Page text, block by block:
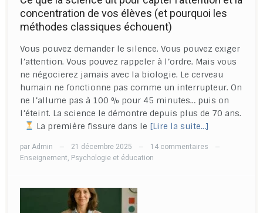
concentration de vos élèves (et pourquoi les
méthodes classiques échouent)
Vous pouvez demander le silence. Vous pouvez exiger
l’attention. Vous pouvez rappeler à l’ordre. Mais vous
ne négocierez jamais avec la biologie. Le cerveau
humain ne fonctionne pas comme un interrupteur. On
ne l’allume pas à 100 % pour 45 minutes… puis on
l’éteint. La science le démontre depuis plus de 70 ans.
La première fissure dans le [Lire la suite…]
par Admin — 21 décembre 2025 — 14 commentaires —
Enseignement, Psychologie et éducation